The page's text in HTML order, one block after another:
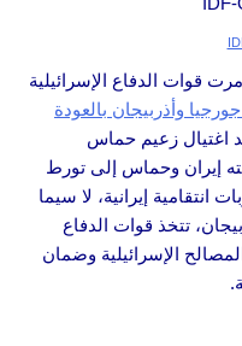
قوات الدفاع الإسرائيلية
وأذربيجان بالعودة
اغتيال زعيم حماس
إيران وحماس إلى تورط
إيرانية، لا سيما
تتخذ قوات الدفاع
الإسرائيلية وضمان